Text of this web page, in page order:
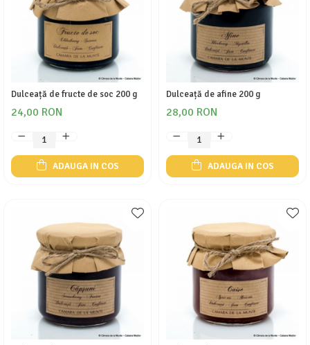
Dulceață de fructe de soc 200 g
24,00 RON
ADAUGA IN COS
Dulceață de afine 200 g
28,00 RON
ADAUGA IN COS